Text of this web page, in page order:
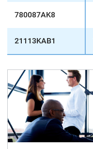
780087AK8
21113KAB1